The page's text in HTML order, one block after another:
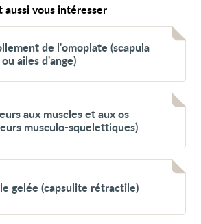
vous intéresser
de l'omoplate (scapula
ailes d'ange)
aux muscles et aux os
musculo-squelettiques)
gelée (capsulite rétractile)